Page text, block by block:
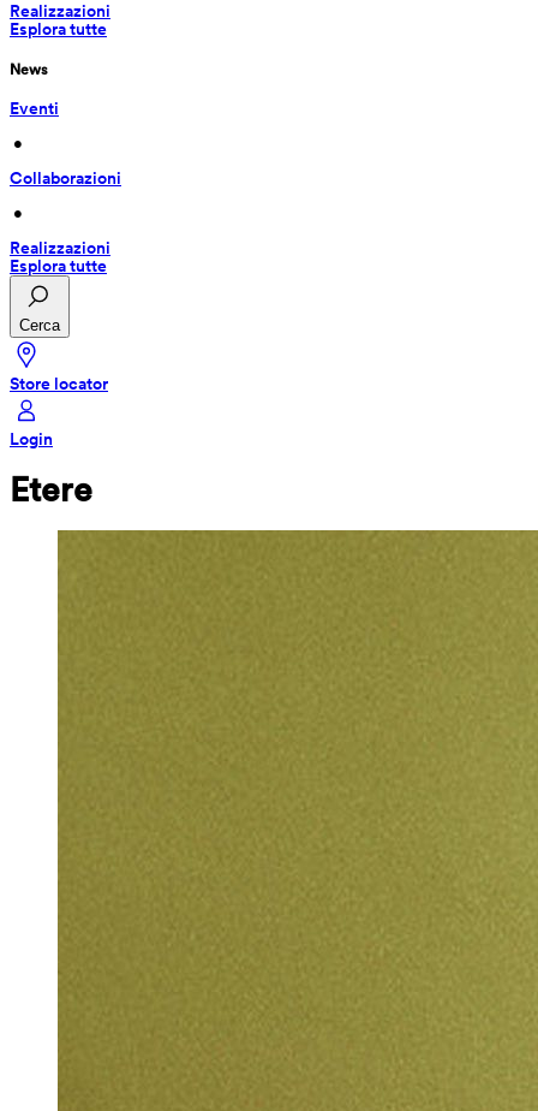
Realizzazioni
Esplora tutte
News
Eventi
•
Collaborazioni
•
Realizzazioni
Esplora tutte
Cerca
Store locator
Login
Etere